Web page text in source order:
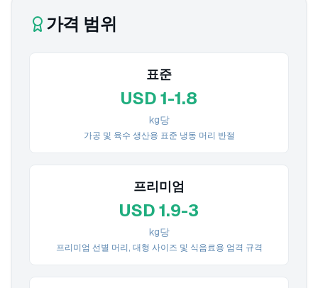
가격 범위
표준
USD 1-1.8
kg당
가공 및 육수 생산용 표준 냉동 머리 반절
프리미엄
USD 1.9-3
kg당
프리미엄 선별 머리, 대형 사이즈 및 식음료용 엄격 규격